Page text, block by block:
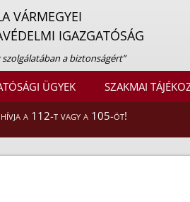
VÁRMEGYEI
IGAZGATÓSÁG
szolgálatában a biztonságért”
ÜGYEK SZAKMAI
hívja a 112-t vagy a 105-öt!